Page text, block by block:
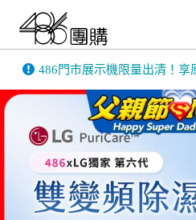
家電輕鬆租．LG家電租賃65